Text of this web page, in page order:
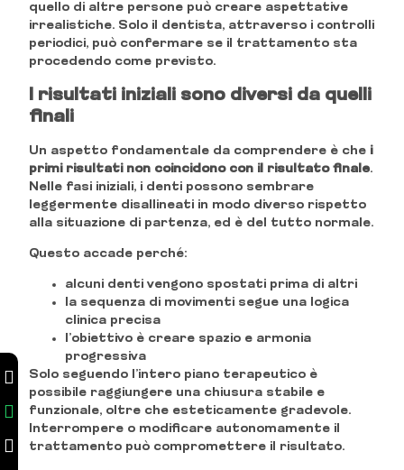
quello di altre persone può creare aspettative
irrealistiche. Solo il dentista, attraverso i controlli
periodici, può confermare se il trattamento sta
procedendo come previsto.
I risultati iniziali sono diversi da quelli
finali
Un aspetto fondamentale da comprendere è che i
primi risultati non coincidono con il risultato finale.
Nelle fasi iniziali, i denti possono sembrare
leggermente disallineati in modo diverso rispetto
alla situazione di partenza, ed è del tutto normale.
Questo accade perché:
alcuni denti vengono spostati prima di altri
la sequenza di movimenti segue una logica
clinica precisa
l’obiettivo è creare spazio e armonia
progressiva
Solo seguendo l’intero piano terapeutico è
possibile raggiungere una chiusura stabile e
funzionale, oltre che esteticamente gradevole.
Interrompere o modificare autonomamente il
trattamento può compromettere il risultato.